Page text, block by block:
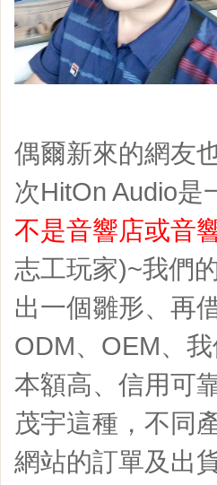
偶爾新來的網友
次HitOn Audio是
不是音響店或音
志工玩家)~我們
出一個雛形、再
ODM、OEM、
本額高、信用可
茂宇這種，不同
網站的訂單及出